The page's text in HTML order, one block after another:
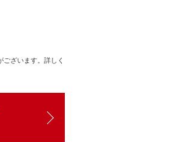
ざいます。詳しく